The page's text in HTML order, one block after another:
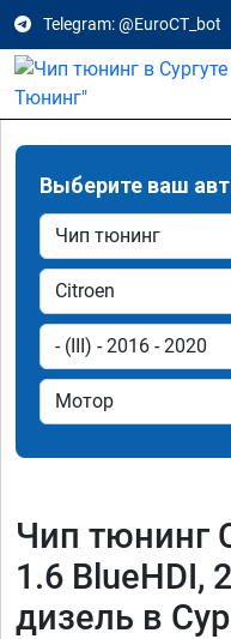
Telegram: @EuroCT_bot
Выберите ваш
Чип тюнинг
1.6 BlueHDI,
дизель в